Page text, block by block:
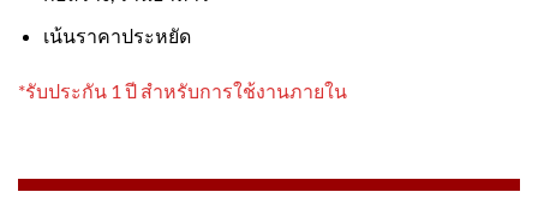
เน้นราคาประหยัด
*รับประกัน 1 ปี สำหรับการใช้งานภายใน